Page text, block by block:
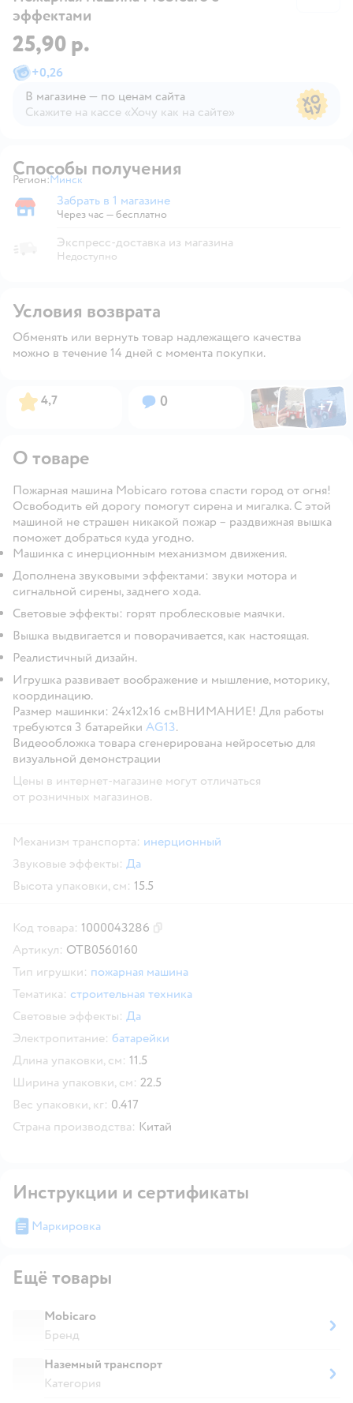
эффектами
25,90 р.
+0,26
В магазине — по ценам сайта
Скажите на кассе «Хочу как на сайте»
Способы получения
Регион: Выбор адреса доставки.
Минск
Забрать в магазине
Забрать в 1 магазине
Через час — бесплатно
Экспресс-доставка из магазина
Недоступно
Условия возврата
Обменять или вернуть товар надлежащего качества
можно в течение 14 дней с момента покупки.
Рейтинг:
4,7 Вопросов:
0 ФотоФотоФото
+7
Открыть
О товаре
Пожарная машина Mobicaro готова спасти город от огня!
Освободить ей дорогу помогут сирена и мигалка. С этой
машиной не страшен никакой пожар – раздвижная вышка
поможет добраться куда угодно.
Машинка с инерционным механизмом движения.
Дополнена звуковыми эффектами: звуки мотора и
сигнальной сирены, заднего хода.
Световые эффекты: горят проблесковые маячки.
Вышка выдвигается и поворачивается, как настоящая.
Реалистичный дизайн.
Игрушка развивает воображение и мышление, моторику,
координацию.
Размер машинки: 24х12х16 смВНИМАНИЕ! Для работы
требуются 3 батарейки AG13.
Видеообложка товара сгенерирована нейросетью для
визуальной демонстрации
Цены в интернет-магазине могут отличаться
от розничных магазинов.
Механизм транспорта: инерционный
Звуковые эффекты: Да
Высота упаковки, см: 15.5
Код товара: 1000043286
Артикул: OTB0560160
Тип игрушки: пожарная машина
Тематика: строительная техника
Световые эффекты: Да
Электропитание: батарейки
Длина упаковки, см: 11.5
Ширина упаковки, см: 22.5
Вес упаковки, кг: 0.417
Страна производства: Китай
Инструкции и сертификаты
Маркировка
Ещё товары
Mobicaro
Бренд
Наземный транспорт
Категория